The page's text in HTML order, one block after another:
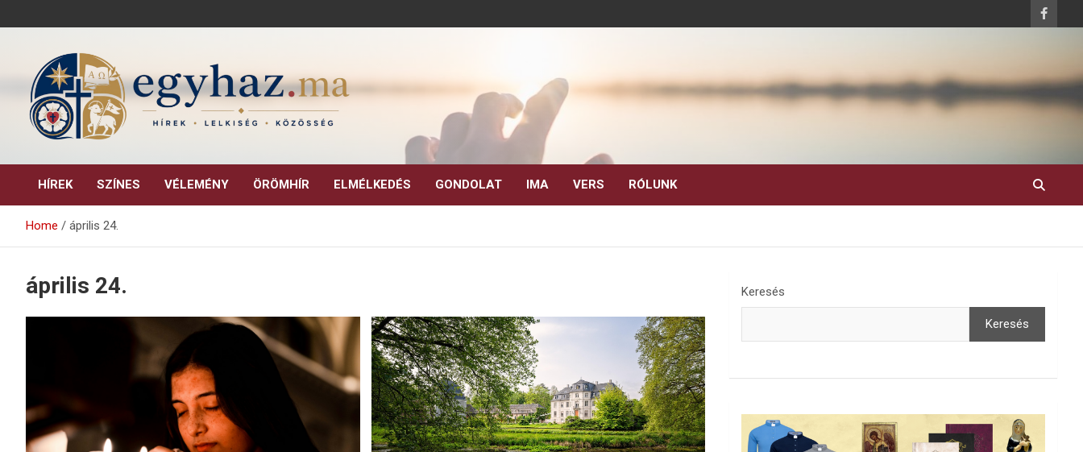
to
egyhaz.ma
HÍREK SZÍNES VÉLEMÉNY ÖRÖMHÍR ELMÉLKEDÉS GONDOLAT IMA VERS RÓLUNK
Home április 24.
április 24. Keresés
Keresés